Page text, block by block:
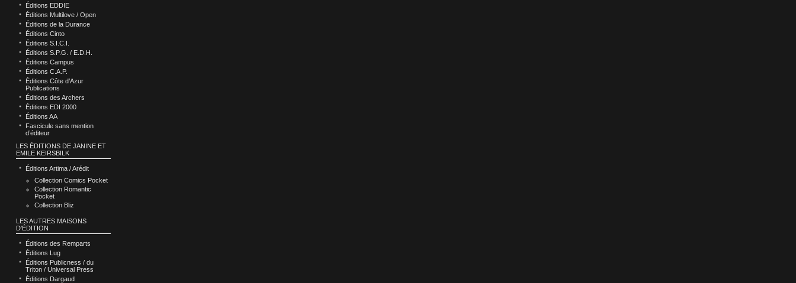
Éditions EDDIE
Éditions Multilove / Open
Éditions de la Durance
Éditions Cinto
Éditions S.I.C.I.
Éditions S.P.G. / E.D.H.
Éditions Campus
Éditions C.A.P.
Éditions Côte d’Azur
Publications
Éditions des Archers
Éditions EDI 2000
Éditions AA
Fascicule sans mention
d’éditeur
LES ÉDITIONS DE JANINE ET
EMILE KEIRSBILK
Éditions Artima / Arédit
Collection Comics Pocket
Collection Romantic
Pocket
Collection Bliz
LES AUTRES MAISONS
D'ÉDITION
Éditions des Remparts
Éditions Lug
Éditions Publicness / du
Triton / Universal Press
Éditions Dargaud